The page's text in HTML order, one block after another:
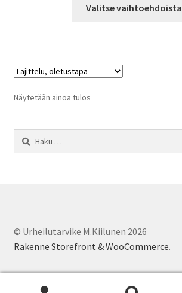
-
Valitse vaihtoehdoista
Näytetään ainoa tulos
Haku:
© Urheilutarvike M.Kiilunen 2026
Rakenne Storefront & WooCommerce.